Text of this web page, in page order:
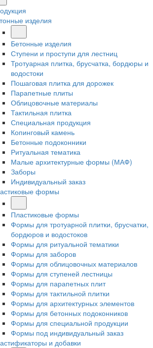
изделия
Бетонные изделия
Ступени и проступи для лестниц
Тротуарная плитка, брусчатка, бордюры и
водостоки
Пошаговая плитка для дорожек
Парапетные плиты
Облицовочные материалы
Тактильная плитка
Специальная продукция
Копинговый камень
Бетонные подоконники
Ритуальная тематика
Малые архитектурные формы (МАФ)
Заборы
Индивидуальный заказ
формы
Пластиковые формы
Формы для тротуарной плитки, брусчатки,
бордюров и водостоков
Формы для ритуальной тематики
Формы для заборов
Формы для облицовочных материалов
Формы для ступеней лестницы
Формы для парапетных плит
Формы для тактильной плитки
Формы для архитектурных элементов
Формы для бетонных подоконников
Формы для специальной продукции
Формы под индивидуальный заказ
и добавки